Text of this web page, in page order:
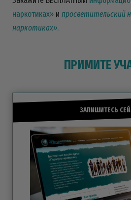
наркотиках» и просветительский
наркотиках».
ПРИМИТЕ
ЗАПИШИТЕСЬ